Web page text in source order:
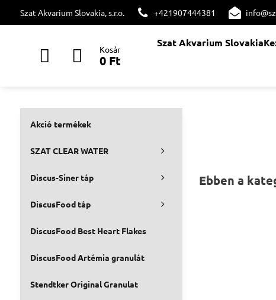
Szat Akvarium Slovakia, s.r.o. +421907444381
Kosár
0 Ft
Szat Akvarium Slovakia
Akció termékek
SZAT CLEAR WATER
Discus-Siner táp
DiscusFood táp
DiscusFood Best Heart Flakes
DiscusFood Artémia granulát
Stendtker Original Granulat